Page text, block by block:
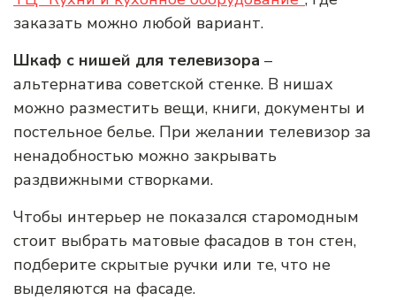
заказать можно любой вариант.
Шкаф с нишей для телевизора –
альтернатива советской стенке. В нишах
можно разместить вещи, книги, документы и
постельное белье. При желании телевизор за
ненадобностью можно закрывать
раздвижными створками.
Чтобы интерьер не показался старомодным
стоит выбрать матовые фасадов в тон стен,
подберите скрытые ручки или те, что не
выделяются на фасаде.